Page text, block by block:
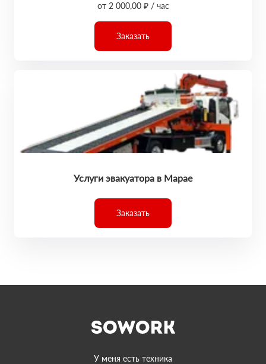
от 2 000,00 ₽ / час
Заказать
Услуги эвакуатора в Марае
Заказать
У меня есть техника